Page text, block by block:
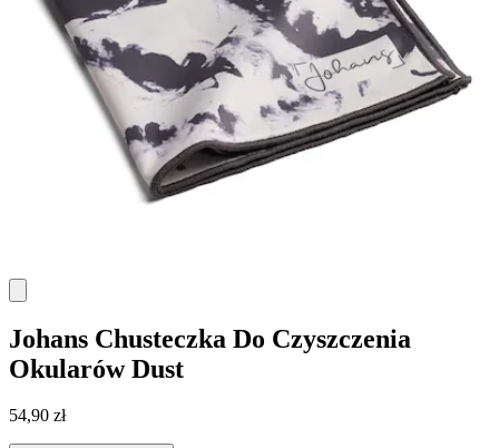
Johans Chusteczka Do Czyszczenia
Okularów Dust
54,90 zł